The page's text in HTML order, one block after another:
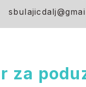
za